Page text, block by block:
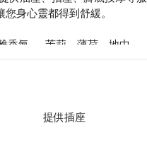
身心靈都得到舒緩。
香氣 — 茉莉、薄荷、地中
擁有頂級的舒壓享受，連睡
提供插座